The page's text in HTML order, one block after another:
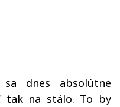
dnes absolútne
na stálo. To by